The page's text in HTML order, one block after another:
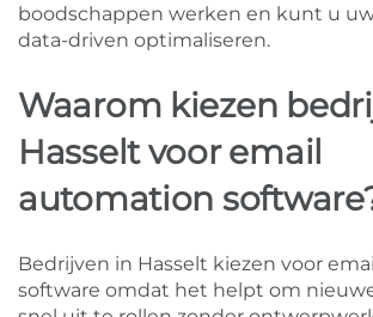
boodschappen werken en kunt u
data-driven optimaliseren.
Waarom kiezen
Hasselt voor email
automation
Bedrijven in Hasselt kiezen voor
software omdat het helpt om